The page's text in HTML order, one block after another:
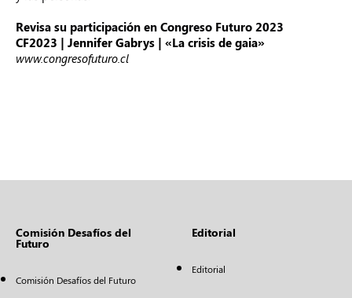
Revisa su participación en Congreso Futuro 2023
CF2023 | Jennifer Gabrys | «La crisis de gaia»
www.congresofuturo.cl
Comisión Desafíos del
Futuro
Comisión Desafíos del Futuro
Editorial
Editorial